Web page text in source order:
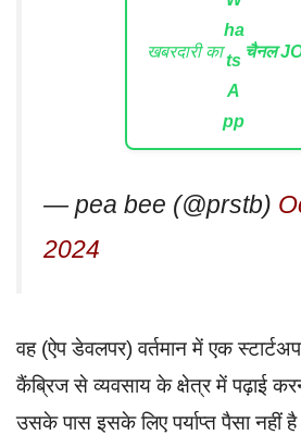
खबरदारी का चैनल
— pea bee (@prstb)
2024
वह (ऐप डेवलपर) वर्तमान में एक
कैंब्रिज से व्यवसाय के क्षेत्र में पढ़ाई
उसके पास इसके लिए पर्याप्त पैसा नहीं